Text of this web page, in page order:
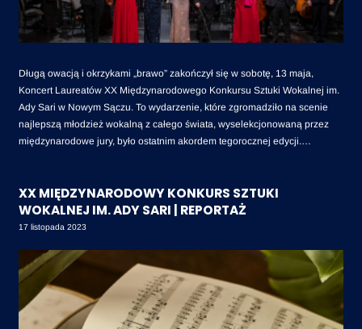
Długą owacją i okrzykami „brawo” zakończył się w sobotę, 13 maja,
Koncert Laureatów XX Międzynarodowego Konkursu Sztuki Wokalnej im.
Ady Sari w Nowym Sączu. To wydarzenie, które zgromadziło na scenie
najlepszą młodzież wokalną z całego świata, wyselekcjonowaną przez
międzynarodowe jury, było ostatnim akordem tegorocznej edycji.
występem, Małgorzata Walewska, przewodnicząca jury i Dyrektor
Artystyczna Konkursu.
XX MIĘDZYNARODOWY KONKURS SZTUKI
WOKALNEJ IM. ADY SARI | REPORTAŻ
17 listopada 2023